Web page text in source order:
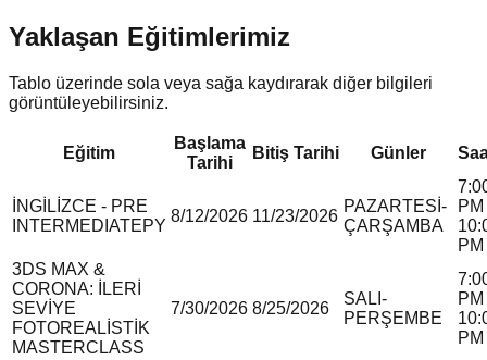
Yaklaşan Eğitimlerimiz
Tablo üzerinde sola veya sağa kaydırarak diğer bilgileri
görüntüleyebilirsiniz.
Eğitim
Başlama
Tarihi
Bitiş Tarihi Günler
İNGİLİZCE - PRE
INTERMEDIATEPY
8/12/2026 11/23/2026
PAZARTESİ-
ÇARŞAMBA
PM
PM
3DS MAX &
CORONA: İLERİ
SEVİYE
FOTOREALİSTİK
MASTERCLASS
7/30/2026 8/25/2026
SALI-
PERŞEMBE
PM
PM